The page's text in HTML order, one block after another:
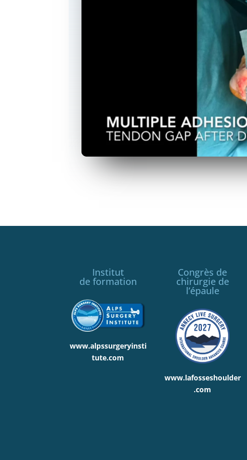
Institut
de formation
www.alpssurgeryinsti
tute.com
Congrès de
chirurgie de
l’épaule
www.lafosseshoulder
.com